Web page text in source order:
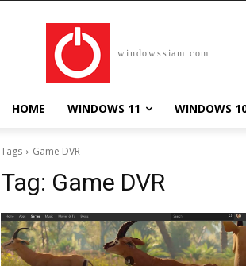
windowssiam.com
HOME WINDOWS 11 WINDOWS
Tags Game DVR
Tag: Game DVR